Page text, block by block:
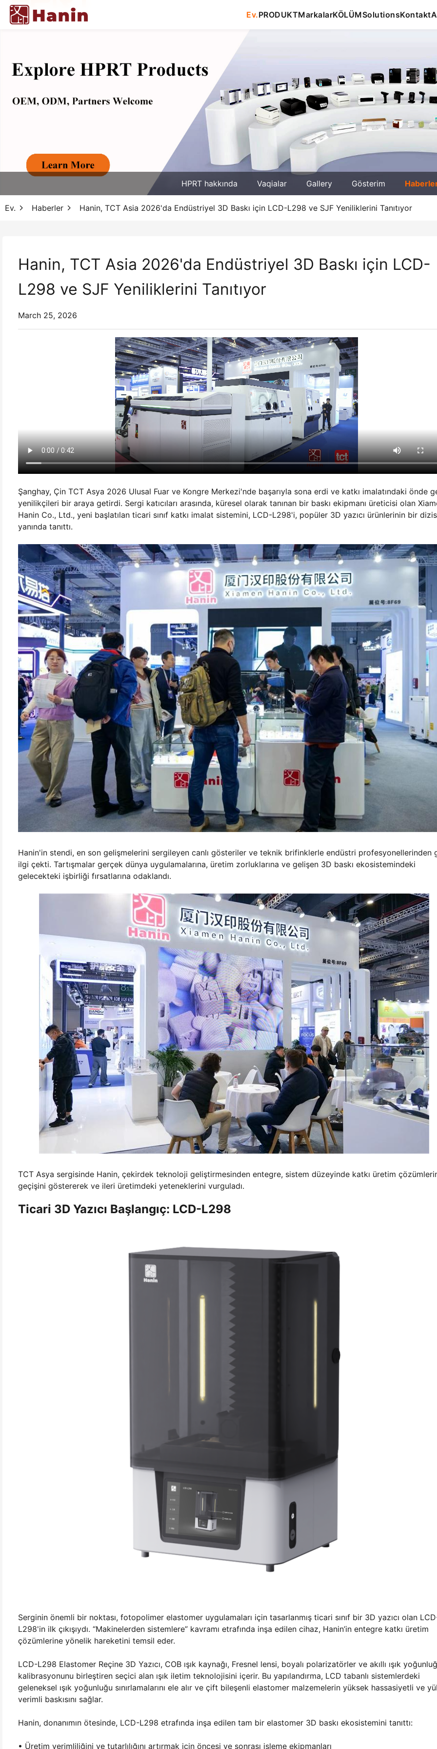
Ev.PRODUKTMarkalarKÖLÜMSolutionsKontakt
HPRT hakkında Vaqialar Gallery Gösterim
Ev. Haberler Hanin, TCT Asia 2026'da Endüstriyel 3D Baskı için LCD-L298 ve SJF Yeniliklerini Tanıtıyor
Hanin, TCT Asia 2026'da Endüstriyel 3D Baskı için LCD-
L298 ve SJF Yeniliklerini Tanıtıyor
March 25, 2026
Şanghay, Çin TCT Asya 2026 Ulusal Fuar ve Kongre Merkezi'nde başarıyla sona erdi ve katkı imalatındaki önde
yenilikçileri bir araya getirdi. Sergi katıcıları arasında, küresel olarak tanınan bir baskı ekipmanı üreticisi olan
Hanin Co., Ltd., yeni başlatılan ticari sınıf katkı imalat sistemini, LCD-L298'i, popüler 3D yazıcı ürünlerinin bir
yanında tanıttı.
Hanin'in stendi, en son gelişmelerini sergileyen canlı gösteriler ve teknik brifinklerle endüstri profesyonellerinden
ilgi çekti. Tartışmalar gerçek dünya uygulamalarına, üretim zorluklarına ve gelişen 3D baskı ekosistemindeki
gelecekteki işbirliği fırsatlarına odaklandı.
TCT Asya sergisinde Hanin, çekirdek teknoloji geliştirmesinden entegre, sistem düzeyinde katkı üretim
geçişini göstererek ve ileri üretimdeki yeteneklerini vurguladı.
Ticari 3D Yazıcı Başlangıç: LCD-L298
Serginin önemli bir noktası, fotopolimer elastomer uygulamaları için tasarlanmış ticari sınıf bir 3D yazıcı olan
L298'in ilk çıkışıydı. “Makinelerden sistemlere” kavramı etrafında inşa edilen cihaz, Hanin’in entegre katkı üretim
çözümlerine yönelik hareketini temsil eder.
LCD-L298 Elastomer Reçine 3D Yazıcı, COB ışık kaynağı, Fresnel lensi, boyalı polarizatörler ve akıllı ışık
kalibrasyonunu birleştiren seçici alan ışık iletim teknolojisini içerir. Bu yapılandırma, LCD tabanlı sistemlerdeki
geleneksel ışık yoğunluğu sınırlamalarını ele alır ve çift bileşenli elastomer malzemelerin yüksek hassasiyetli ve
verimli baskısını sağlar.
Hanin, donanımın ötesinde, LCD-L298 etrafında inşa edilen tam bir elastomer 3D baskı ekosistemini tanıttı:
• Üretim verimliliğini ve tutarlılığını artırmak için öncesi ve sonrası işleme ekipmanları